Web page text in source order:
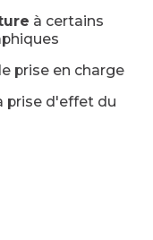
à certains
prise en charge
prise d'effet du